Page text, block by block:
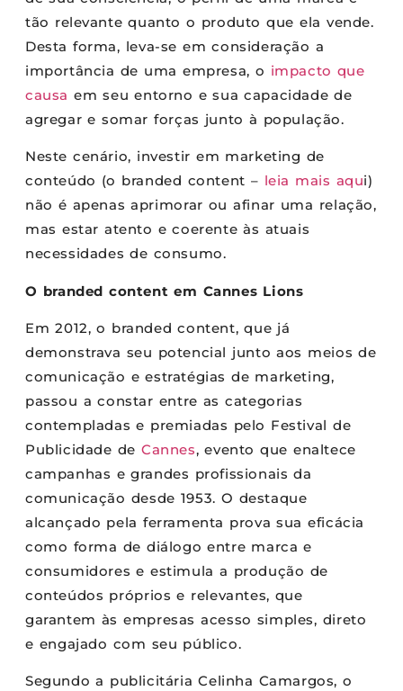
tão relevante quanto o produto que ela vende.
Desta forma, leva-se em consideração a
importância de uma empresa, o impacto que
causa em seu entorno e sua capacidade de
agregar e somar forças junto à população.
Neste cenário, investir em marketing de
conteúdo (o branded content – leia mais aqui)
não é apenas aprimorar ou afinar uma relação,
mas estar atento e coerente às atuais
necessidades de consumo.
O branded content em Cannes Lions
Em 2012, o branded content, que já
demonstrava seu potencial junto aos meios de
comunicação e estratégias de marketing,
passou a constar entre as categorias
contempladas e premiadas pelo Festival de
Publicidade de Cannes, evento que enaltece
campanhas e grandes profissionais da
comunicação desde 1953. O destaque
alcançado pela ferramenta prova sua eficácia
como forma de diálogo entre marca e
consumidores e estimula a produção de
conteúdos próprios e relevantes, que
garantem às empresas acesso simples, direto
e engajado com seu público.
Segundo a publicitária Celinha Camargos, o